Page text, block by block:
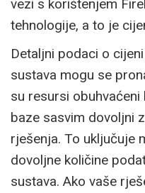
vezi s korištenjem
tehnologije, a to je
Detaljni podaci o
sustava mogu se
su resursi
baze sasvim dovoljni
rješenja. To uključuje
dovoljne količine
sustava. Ako vaše